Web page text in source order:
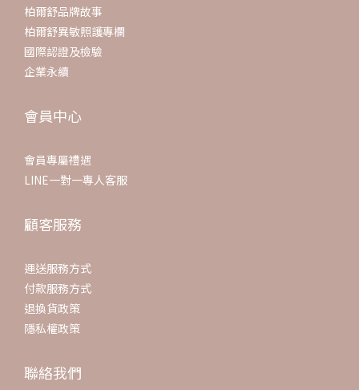
柏爾舒品牌故事
柏爾舒異敏照護專欄
國際認證及檢驗
企業永續
會員中心
會員專屬禮遇
LINE一對一專人客服
顧客服務
運送服務方式
付款服務方式
退換貨政策
隱私權政策
聯絡我們